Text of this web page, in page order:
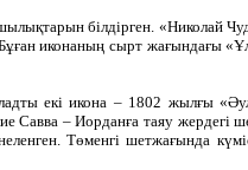
білдірген. «Николай
иконаның сырт жағындағы
екі икона – 1802 жылғы
– Иорданға таяу жердегі
Төменгі шетжағында